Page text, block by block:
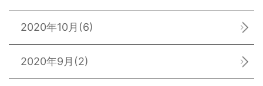
2020年10月 (6)
2020年9月 (2)